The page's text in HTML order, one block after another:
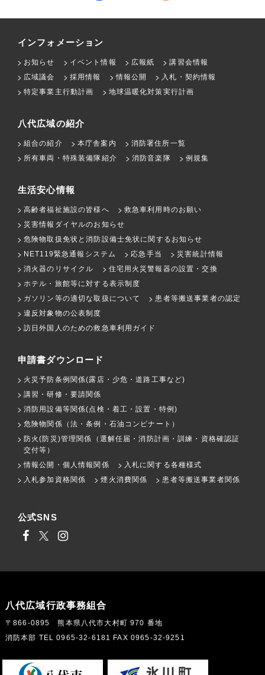
インフォメーション
お知らせ イベント情報 広報紙
講習会情報
広域議会
採用情報 情報公開
入札・契約情報
特定事業主行動計画
地球温暖化対策実行計画
八代広域の紹介
組合の紹介 本庁舎案内
消防署住所一覧
所有車両・特殊装備隊紹介
消防音楽隊 例規集
生活安心情報
高齢者福祉施設の皆様へ
救急車利用時のお願い
災害情報ダイヤルのお知らせ
危険物取扱免状と消防設備士免状に関するお知らせ
NET119緊急通報システム
応急手当
災害統計情報
消火器のリサイクル
住宅用火災警報器の設置・交換
ホテル・旅館等に対する表示制度
ガソリン等の適切な取扱について
患者等搬送事業者の認定
違反対象物の公表制度
訪日外国人のための救急車利用ガイド
申請書ダウンロード
火災予防条例関係(露店・少危・道路工事など)
講習・研修・要請関係
消防用設備等関係(点検・着工・設置・特例)
危険物関係（法・条例・石油コンビナート）
防火(防災)管理関係（選解任届・消防計画・訓練・資格確認証
交付等）
情報公開・個人情報関係
入札に関する各種様式
入札参加資格関係
煙火消費関係 患者等搬送事業者関係
公式SNS
八代広域行政事務組合
〒866-0895 熊本県八代市大村町 970 番地
消防本部 TEL 0965-32-6181 FAX 0965-32-9251